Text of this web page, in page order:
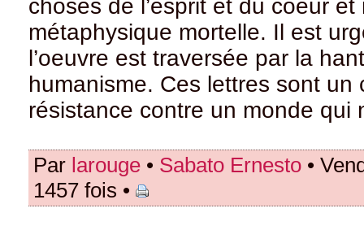
choses de l’esprit et du coeur
métaphysique mortelle. Il est
l’oeuvre est traversée par la
humanisme. Ces lettres sont un
résistance contre un monde qui
Par larouge • Sabato Ernesto •
1457 fois •